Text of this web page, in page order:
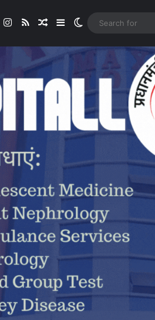
YouTubeInstagram
RSS Random Article
SidebarSwitch skin